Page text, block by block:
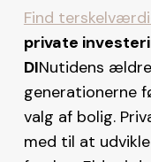
Find
private
DINutidens
generationerne
valg af bolig.
med til at